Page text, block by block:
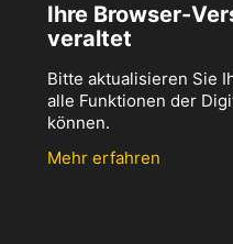
Ihre Browser-
veraltet
Bitte aktualisieren Sie
alle Funktionen der
können.
Mehr erfahren